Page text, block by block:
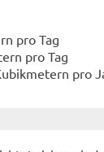
pro Tag
pro Tag
pro